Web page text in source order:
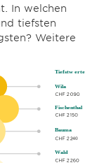
In welchen
tiefsten
Weitere